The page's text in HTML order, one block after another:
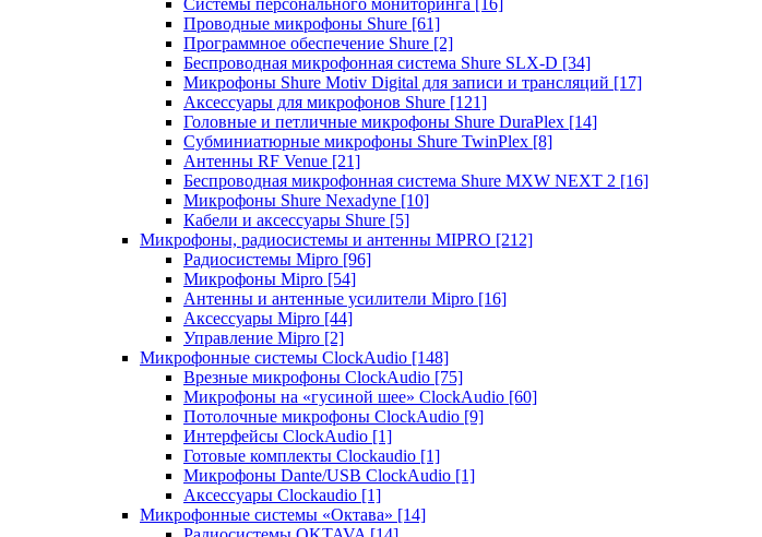
Системы персонального мониторинга [16]
Проводные микрофоны Shure [61]
Программное обеспечение Shure [2]
Беспроводная микрофонная система Shure SLX-D [34]
Микрофоны Shure Motiv Digital для записи и трансляций [17]
Аксессуары для микрофонов Shure [121]
Головные и петличные микрофоны Shure DuraPlex [14]
Субминиатюрные микрофоны Shure TwinPlex [8]
Антенны RF Venue [21]
Беспроводная микрофонная система Shure MXW NEXT 2 [16]
Микрофоны Shure Nexadyne [10]
Кабели и аксессуары Shure [5]
Микрофоны, радиосистемы и антенны MIPRO [212]
Радиосистемы Mipro [96]
Микрофоны Mipro [54]
Антенны и антенные усилители Mipro [16]
Аксессуары Mipro [44]
Управление Mipro [2]
Микрофонные системы ClockAudio [148]
Врезные микрофоны ClockAudio [75]
Микрофоны на «гусиной шее» ClockAudio [60]
Потолочные микрофоны ClockAudio [9]
Интерфейсы ClockAudio [1]
Готовые комплекты Clockaudio [1]
Микрофоны Dante/USB ClockAudio [1]
Аксессуары Clockaudio [1]
Микрофонные системы «Октава» [14]